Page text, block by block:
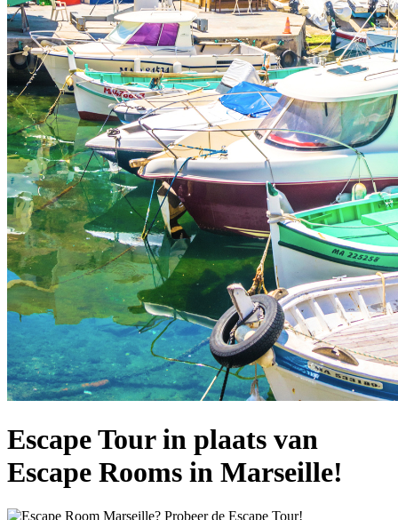
Escape Tour in plaats van
Escape Rooms in Marseille!